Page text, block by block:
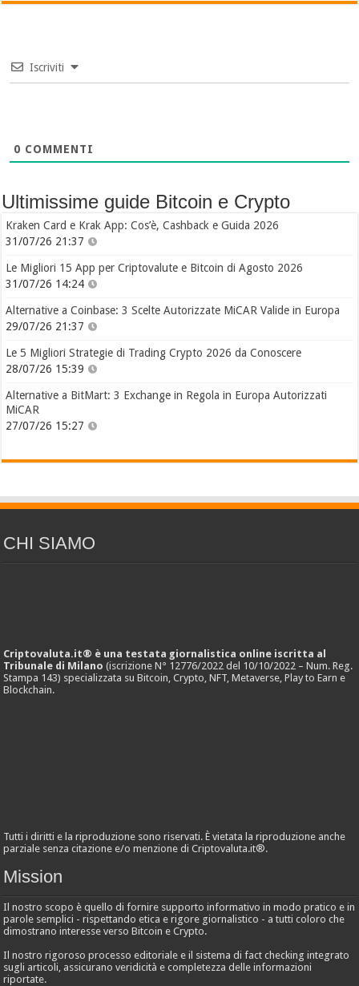
Iscriviti
0 COMMENTI
Ultimissime guide Bitcoin e Crypto
Kraken Card e Krak App: Cos’è, Cashback e Guida 2026
31/07/26 21:37
Le Migliori 15 App per Criptovalute e Bitcoin di Agosto 2026
31/07/26 14:24
Alternative a Coinbase: 3 Scelte Autorizzate MiCAR Valide in Europa
29/07/26 21:37
Le 5 Migliori Strategie di Trading Crypto 2026 da Conoscere
28/07/26 15:39
Alternative a BitMart: 3 Exchange in Regola in Europa Autorizzati
MiCAR
27/07/26 15:27
CHI SIAMO
Criptovaluta.it® è una testata giornalistica online iscritta al
Tribunale di Milano (iscrizione N° 12776/2022 del 10/10/2022 – Num. Reg.
Stampa 143) specializzata su Bitcoin, Crypto, NFT, Metaverse, Play to Earn e
Blockchain.
Tutti i diritti e la riproduzione sono riservati. È vietata la riproduzione anche
parziale senza citazione e/o menzione di Criptovaluta.it®.
Mission
Il nostro scopo è quello di fornire supporto informativo in modo pratico e in
parole semplici - rispettando etica e rigore giornalistico - a tutti coloro che
dimostrano interesse verso Bitcoin e Crypto.
Il nostro rigoroso processo editoriale e il sistema di fact checking integrato
sugli articoli, assicurano veridicità e completezza delle informazioni
riportate.